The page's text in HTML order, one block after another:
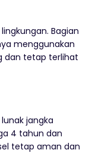
Bagian
menggunakan
dan tetap terlihat
jangka
4 tahun dan
tetap aman dan